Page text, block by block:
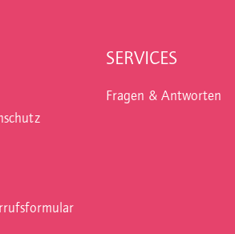
SERVICES
Fragen & Antworten